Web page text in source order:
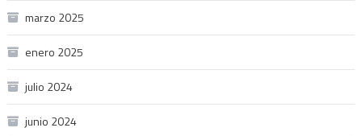
marzo 2025
enero 2025
julio 2024
junio 2024